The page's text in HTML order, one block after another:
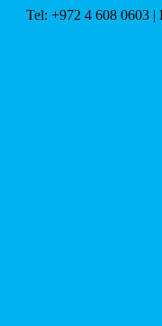
Tel: +972 4 608 0603 |